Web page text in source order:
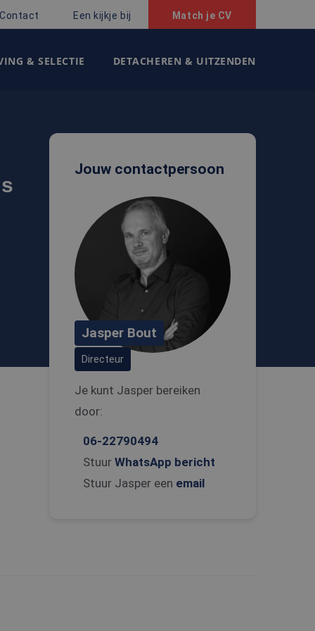
Contact Een kijkje bij Match je CV
& SELECTIE DETACHEREN & UITZENDEN
Jouw contactpersoon
Jasper Bout
Directeur
Je kunt Jasper bereiken
door:
06-22790494
Stuur WhatsApp bericht
Stuur Jasper een email